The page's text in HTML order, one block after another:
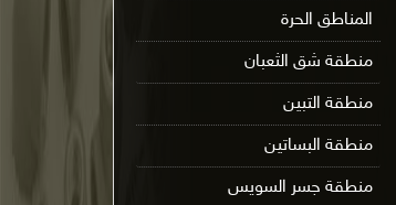
المناطق الحرة
منطقة شق الثعبان
منطقة التبين
منطقة البساتين
منطقة جسر السويس